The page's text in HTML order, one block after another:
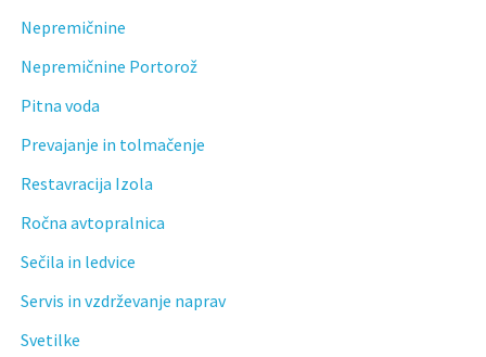
Nepremičnine
Nepremičnine Portorož
Pitna voda
Prevajanje in tolmačenje
Restavracija Izola
Ročna avtopralnica
Sečila in ledvice
Servis in vzdrževanje naprav
Svetilke